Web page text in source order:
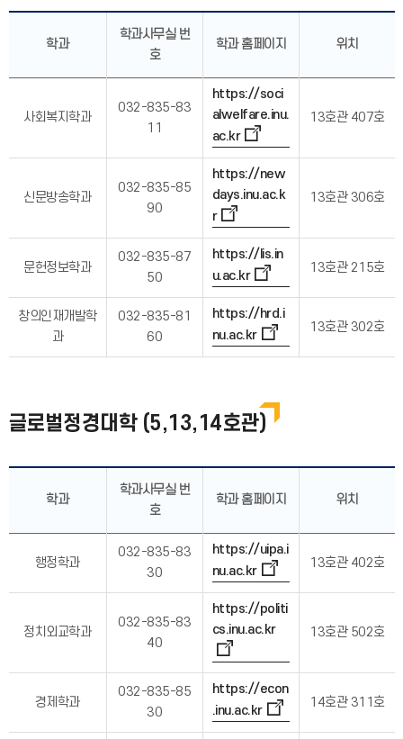
학과
학과사무실 번
호
학과 홈페이지 위치
사회복지학과
032-835-83
11
https://soci
alwelfare.inu.
ac.kr
13호관 407호
신문방송학과
032-835-85
90
https://new
days.inu.ac.k
r
13호관 306호
문헌정보학과
032-835-87
50
https://lis.in
u.ac.kr
13호관 215호
창의인재개발학
과
032-835-81
60
https://hrd.i
nu.ac.kr
13호관 302호
글로벌정경대학 (5,13,14호관)
학과
학과사무실 번
호
학과 홈페이지 위치
행정학과
032-835-83
30
https://uipa.i
nu.ac.kr
13호관 402호
정치외교학과
032-835-83
40
https://politi
cs.inu.ac.kr
13호관 502호
경제학과
032-835-85
30
https://econ
.inu.ac.kr
14호관 311호